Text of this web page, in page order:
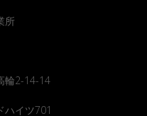
所
輪2-14-14
ハイツ701